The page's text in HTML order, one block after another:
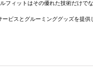
フィットはその優れた技術だけで
ビスとグルーミンググッズを提供